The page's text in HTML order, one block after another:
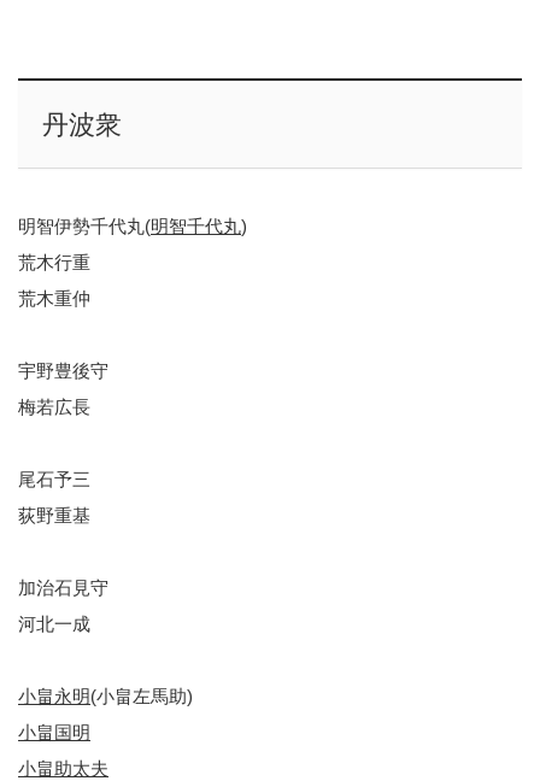
丹波衆
明智伊勢千代丸(明智千代丸)
荒木行重
荒木重仲
宇野豊後守
梅若広長
尾石予三
荻野重基
加治石見守
河北一成
小畠永明(小畠左馬助)
小畠国明
小畠助太夫